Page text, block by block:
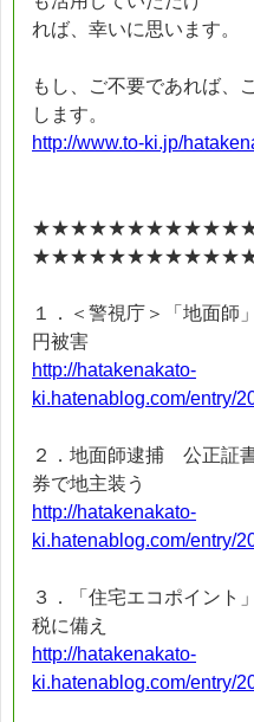
れば、幸いに思います。
もし、ご不要であれば、
します。
http://www.to-ki.jp/
１．＜警視庁＞「地面
円被害
http://hatakenakato-
ki.hatenablog.com/entry/
２．地面師逮捕 公正証
券で地主装う
http://hatakenakato-
ki.hatenablog.com/entry/
３．「住宅エコポイン
税に備え
http://hatakenakato-
ki.hatenablog.com/entry/